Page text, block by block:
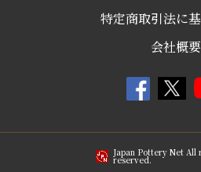
特定商取引法に
会社概要
Japan Pottery Net All
reserved.